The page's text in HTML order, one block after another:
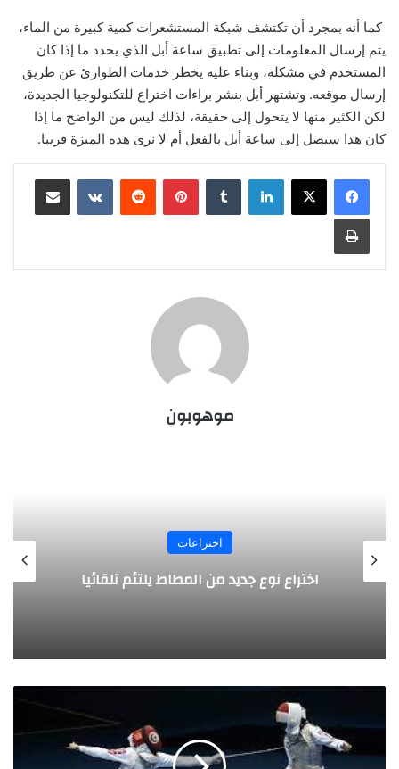
كما أنه بمجرد أن تكتشف شبكة المستشعرات كمية كبيرة من الماء،
يتم إرسال المعلومات إلى تطبيق ساعة أبل الذي يحدد ما إذا كان
المستخدم في مشكلة، وبناء عليه يخطر خدمات الطوارئ عن طريق
إرسال موقعه. وتشتهر أبل بنشر براءات اختراع للتكنولوجيا الجديدة،
لكن الكثير منها لا يتحول إلى حقيقة، لذلك ليس من الواضح ما إذا
كان هذا سيصل إلى ساعة أبل بالفعل أم لا نرى هذه الميزة قريبا.
لينكدإن بينتيريست مشاركة عبر البريد
طباعة
موهوبون
اختراعات
اختراع نوع جديد من المطاط يلتئم تلقائيا
منافسة
اخترعت